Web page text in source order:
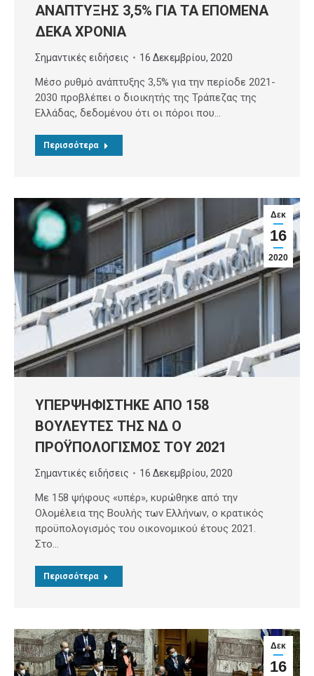
ΑΝΑΠΤΥΞΗΣ 3,5% ΓΙΑ ΤΑ ΕΠΟΜΕΝΑ
ΔΕΚΑ ΧΡΟΝΙΑ
Σημαντικές ειδήσεις 16 Δεκεμβρίου, 2020
Mέσο ρυθμό ανάπτυξης 3,5% για την περίοδε 2021-
2030 προβλέπει ο διοικητής της Τράπεζας της
Ελλάδας, δεδομένου ότι οι πόροι που…
Περισσότερα
Δεκ
16
2020
ΥΠΕΡΨΗΦΙΣΤΗΚΕ ΑΠΟ 158
ΒΟΥΛΕΥΤΕΣ ΤΗΣ ΝΔ Ο
ΠΡΟΫΠΟΛΟΓΙΣΜΟΣ ΤΟΥ 2021
Σημαντικές ειδήσεις 16 Δεκεμβρίου, 2020
Με 158 ψήφους «υπέρ», κυρώθηκε από την
Ολομέλεια της Βουλής των Ελλήνων, ο κρατικός
προϋπολογισμός του οικονομικού έτους 2021.
Στο…
Περισσότερα
Δεκ
16